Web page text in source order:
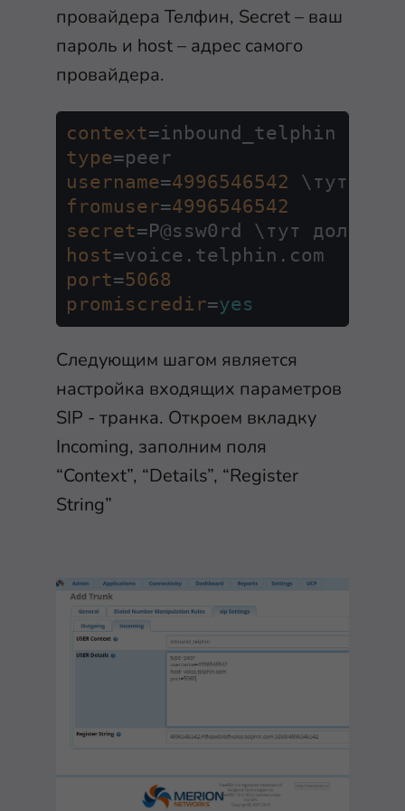
провайдера Телфин, Secret – ваш
пароль и host – адрес самого
провайдера.
context
type
username=4996546542
fromuser=4996546542
secret
host
port=5068
promiscredir=yes
Следующим шагом является
настройка входящих параметров
SIP - транка. Откроем вкладку
Incoming, заполним поля
“Context”, “Details”, “Register
String”